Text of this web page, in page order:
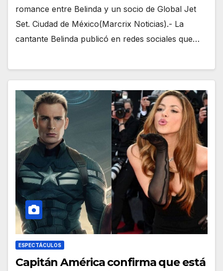
romance entre Belinda y un socio de Global Jet
Set. Ciudad de México(Marcrix Noticias).- La
cantante Belinda publicó en redes sociales que…
ESPECTÁCULOS
Capitán América confirma que está